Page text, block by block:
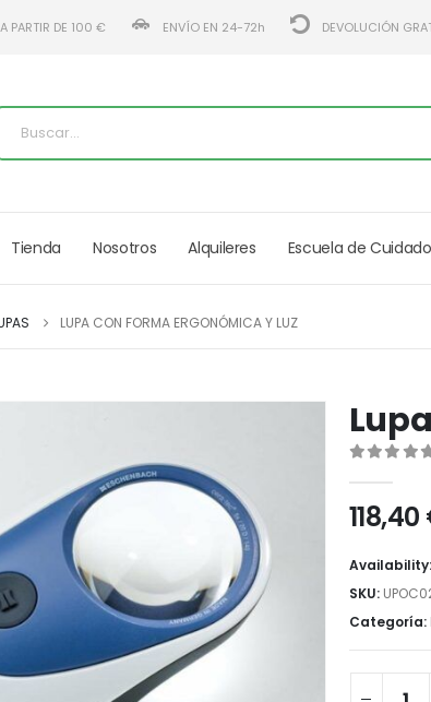
PARTIR DE 100 € ENVÍO EN 24-72h DEVOLUCIÓN
Tienda Nosotros Alquileres Escuela de
LUPA CON FORMA ERGONÓMICA Y LUZ
118,40
Availability:
SKU:
Categoría: